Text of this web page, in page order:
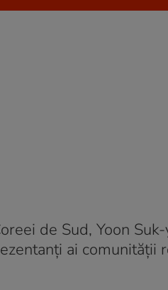
de Sud, Yoon
ai comunității